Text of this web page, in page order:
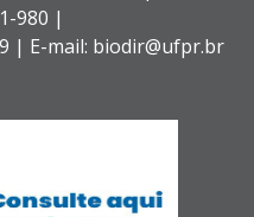
980 |
| E-mail: biodir@ufpr.br